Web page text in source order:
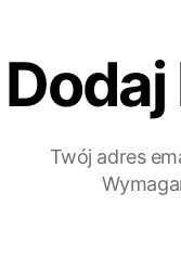
Twój adres